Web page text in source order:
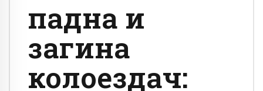
падна и
загина
колоездач: